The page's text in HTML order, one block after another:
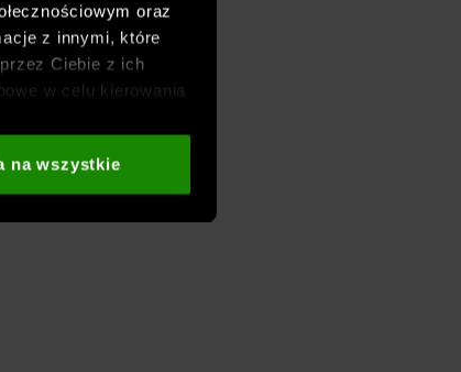
oraz
z innymi, które
Ciebie z ich
w celu kierowania
sekcji „Szczegóły”
na wszystkie